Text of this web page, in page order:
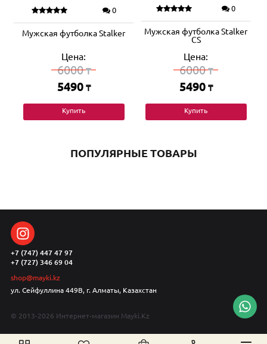
0
Мужская футболка Stalker
Цена:
6000₸
5490 ₸
Купить
0
Мужская футболка Stalker
CS
Цена:
6000₸
5490 ₸
Купить
ПОПУЛЯРНЫЕ ТОВАРЫ
+7 (747) 447 47 97
+7 (727) 346 69 04
shop@mayki.kz
ул. Сейфуллина 449В, г. Алматы, Казахстан
© 2013-2026 Интернет-магазин Mayki.Kz